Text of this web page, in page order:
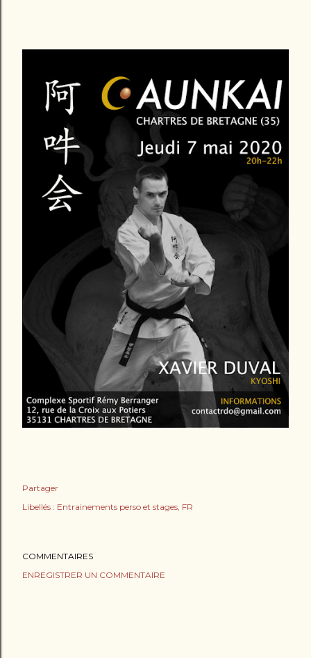
Partager
Libellés : Entrainements perso et stages FR
COMMENTAIRES
ENREGISTRER UN COMMENTAIRE